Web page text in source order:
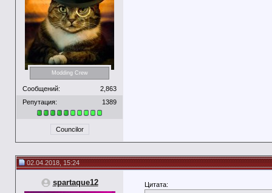
Modding Crew
Сообщений:
2,863
Репутация:
1389
Councilor
02.04.2018, 15:24
spartaque12 Цитата: